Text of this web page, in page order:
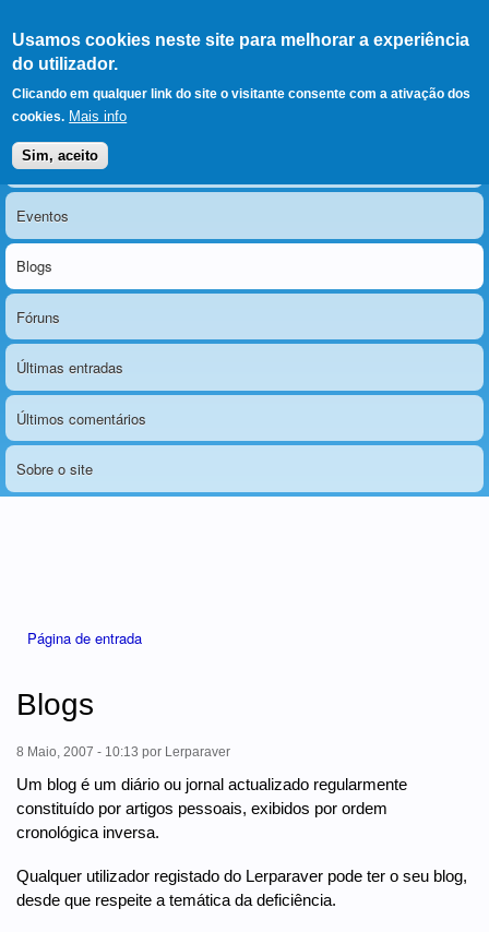
Usamos cookies neste site para melhorar a experiência
do utilizador.
Clicando em qualquer link do site o visitante consente com a ativação dos
cookies. Mais info
Sim, aceito
LERPARAVER , ir para a
página principal
O portal da visão diferente
Menu principal
Notícias
Eventos
Blogs
Fóruns
Últimas entradas
Últimos comentários
Sobre o site
Página de entrada
Blogs
8 Maio, 2007 - 10:13 por Lerparaver
Um blog é um diário ou jornal actualizado regularmente
constituído por artigos pessoais, exibidos por ordem
cronológica inversa.
Qualquer utilizador registado do Lerparaver pode ter o seu blog,
desde que respeite a temática da deficiência.